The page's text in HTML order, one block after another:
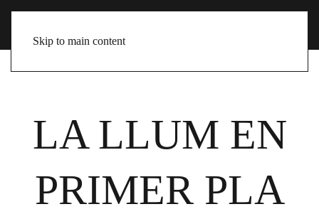
Skip to main content
LA LLUM EN
PRIMER PLA